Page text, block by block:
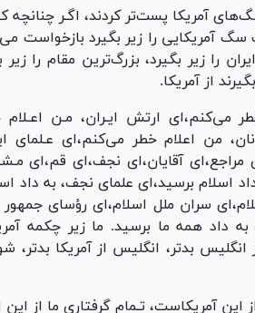
آمریکا پست‌تر کردند، اگـر
سگ آمریکایی را زیر بگیرد بازخواست
را زیر بگیرد، بزرگ‌ترین مقام
از آمریکا.
می‌کنم،‌ای ارتش ایـران، مـن
من اعلام خطر می‌کنم،‌ای عـلمای
مراجع،‌ای آقایان،‌ای نجف،‌ای قم،‌ای
اسلام برسید،‌ای علمای نجف، به داد
سران ملل اسلام،‌ای رؤسای
داد همه ما برسید. ما زیر چکمه
انگلیس بدتر، انگلیس از آمریکا
این آمریکاست، تـمام گرفتاری ما از